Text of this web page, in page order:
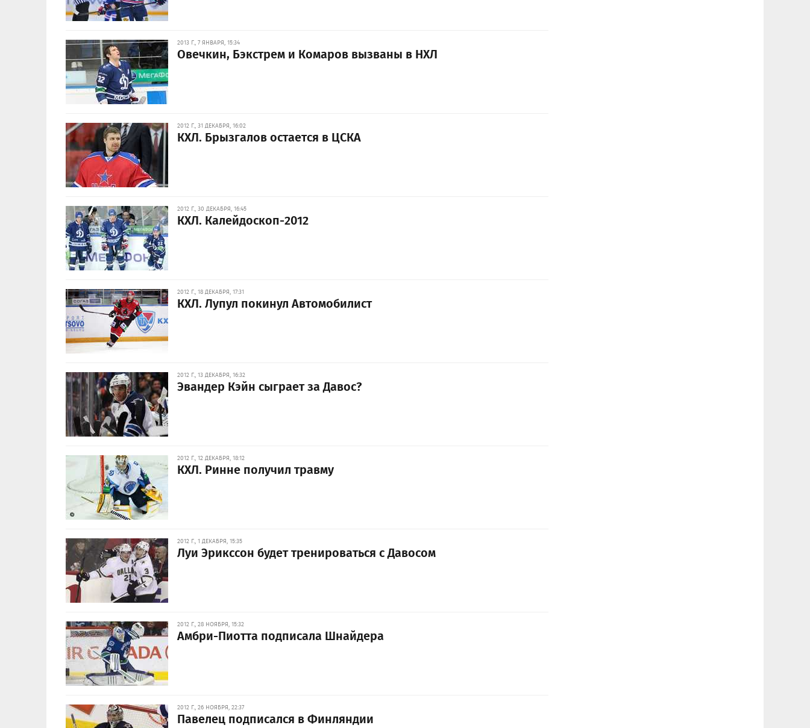
2013 Г., 7 ЯНВАРЯ, 15:34
Овечкин, Бэкстрем и Комаров вызваны в НХЛ
2012 Г., 31 ДЕКАБРЯ, 16:02
КХЛ. Брызгалов остается в ЦСКА
2012 Г., 30 ДЕКАБРЯ, 16:45
КХЛ. Калейдоскоп-2012
2012 Г., 18 ДЕКАБРЯ, 17:31
КХЛ. Лупул покинул Автомобилист
2012 Г., 13 ДЕКАБРЯ, 16:32
Эвандер Кэйн сыграет за Давос?
2012 Г., 12 ДЕКАБРЯ, 18:12
КХЛ. Ринне получил травму
2012 Г., 1 ДЕКАБРЯ, 15:35
Луи Эрикссон будет тренироваться с Давосом
2012 Г., 28 НОЯБРЯ, 15:32
Амбри-Пиотта подписала Шнайдера
2012 Г., 26 НОЯБРЯ, 22:37
Павелец подписался в Финляндии